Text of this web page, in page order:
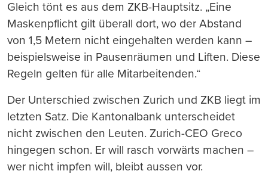
Gleich tönt es aus dem ZKB-Hauptsitz. „Eine
Maskenpflicht gilt überall dort, wo der Abstand
von 1,5 Metern nicht eingehalten werden kann –
beispielsweise in Pausenräumen und Liften. Diese
Regeln gelten für alle Mitarbeitenden.“
Der Unterschied zwischen Zurich und ZKB liegt im
letzten Satz. Die Kantonalbank unterscheidet
nicht zwischen den Leuten. Zurich-CEO Greco
hingegen schon. Er will rasch vorwärts machen –
wer nicht impfen will, bleibt aussen vor.